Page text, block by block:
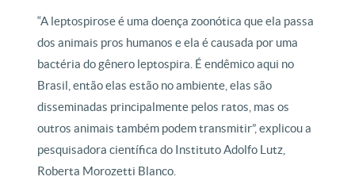
“A leptospirose é uma doença zoonótica que ela passa
dos animais pros humanos e ela é causada por uma
bactéria do gênero leptospira. É endêmico aqui no
Brasil, então elas estão no ambiente, elas são
disseminadas principalmente pelos ratos, mas os
outros animais também podem transmitir”, explicou a
pesquisadora científica do Instituto Adolfo Lutz,
Roberta Morozetti Blanco.